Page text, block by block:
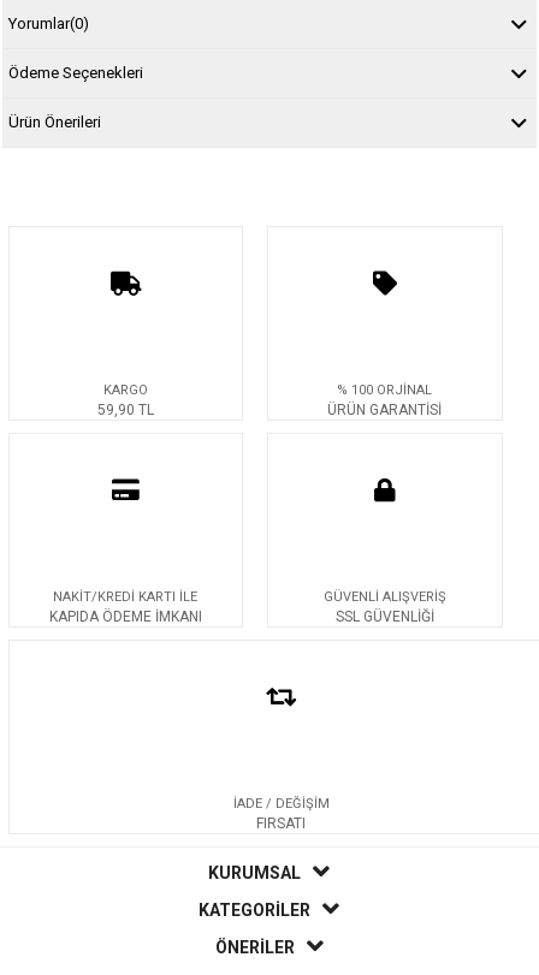
Yorumlar(0)
Ödeme Seçenekleri
Ürün Önerileri
KARGO
59,90 TL
% 100 ORJİNAL
ÜRÜN GARANTİSİ
NAKİT/KREDİ KARTI İLE
KAPIDA ÖDEME İMKANI
GÜVENLİ ALIŞVERİŞ
SSL GÜVENLİĞİ
İADE / DEĞİŞİM
FIRSATI
KURUMSAL
KATEGORİLER
ÖNERİLER